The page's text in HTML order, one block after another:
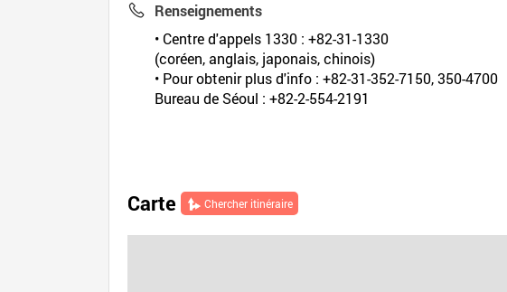
Renseignements
• Centre d'appels 1330 : +82-31-1330
(coréen, anglais, japonais, chinois)
• Pour obtenir plus d'info : +82-31-352-7150, 350-4700
Bureau de Séoul : +82-2-554-2191
Carte Chercher itinéraire